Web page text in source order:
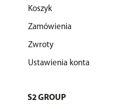
Koszyk
Zamówienia
Zwroty
Ustawienia konta
S2 GROUP